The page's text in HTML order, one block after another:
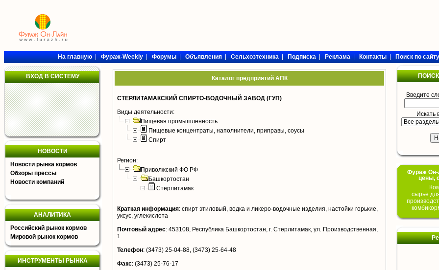
На главную|Фураж-Weekly|Форумы|Объявления|Сельхозтехника|Подписка|Реклама|Контакты|Поиск по сайту
ВХОД В СИСТЕМУ
НОВОСТИ
Новости рынка кормов
Обзоры прессы
Новости компаний
АНАЛИТИКА
Российский рынок кормов
Мировой рынок кормов
ИНСТРУМЕНТЫ РЫНКА
Каталог предприятий АПК
СТЕРЛИТАМАКСКИЙ СПИРТО-ВОДОЧНЫЙ ЗАВОД (ГУП)
Виды деятельности:
Пищевая промышленность
Пищевые концентраты, наполнители, приправы, соусы
Спирт
Регион:
Приволжский ФО РФ
Башкортостан
Стерлитамак
Краткая информация: спирт этиловый, водка и ликеро-водочные изделия, настойки горькие,
уксус, углекислота
Почтовый адрес: 453108, Республика Башкортостан, г. Стерлитамак, ул. Производственная,
1
Телефон: (3473) 25-04-88, (3473) 25-64-48
Факс: (3473) 25-76-17
Введите
Искать
Фураж Он-
цены,
сырье